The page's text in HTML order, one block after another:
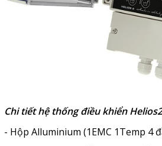
Chi tiết hệ thống điều khiển
- Hộp Alluminium (1EMC 1Temp 4